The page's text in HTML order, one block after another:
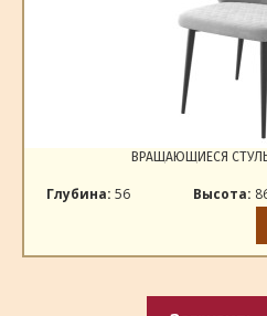
ВРАЩАЮЩИЕСЯ
Глубина: 56 Высота: